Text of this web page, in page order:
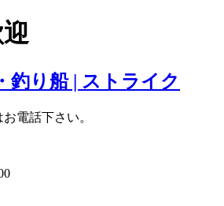
釣り船 | ストライク
電話下さい。